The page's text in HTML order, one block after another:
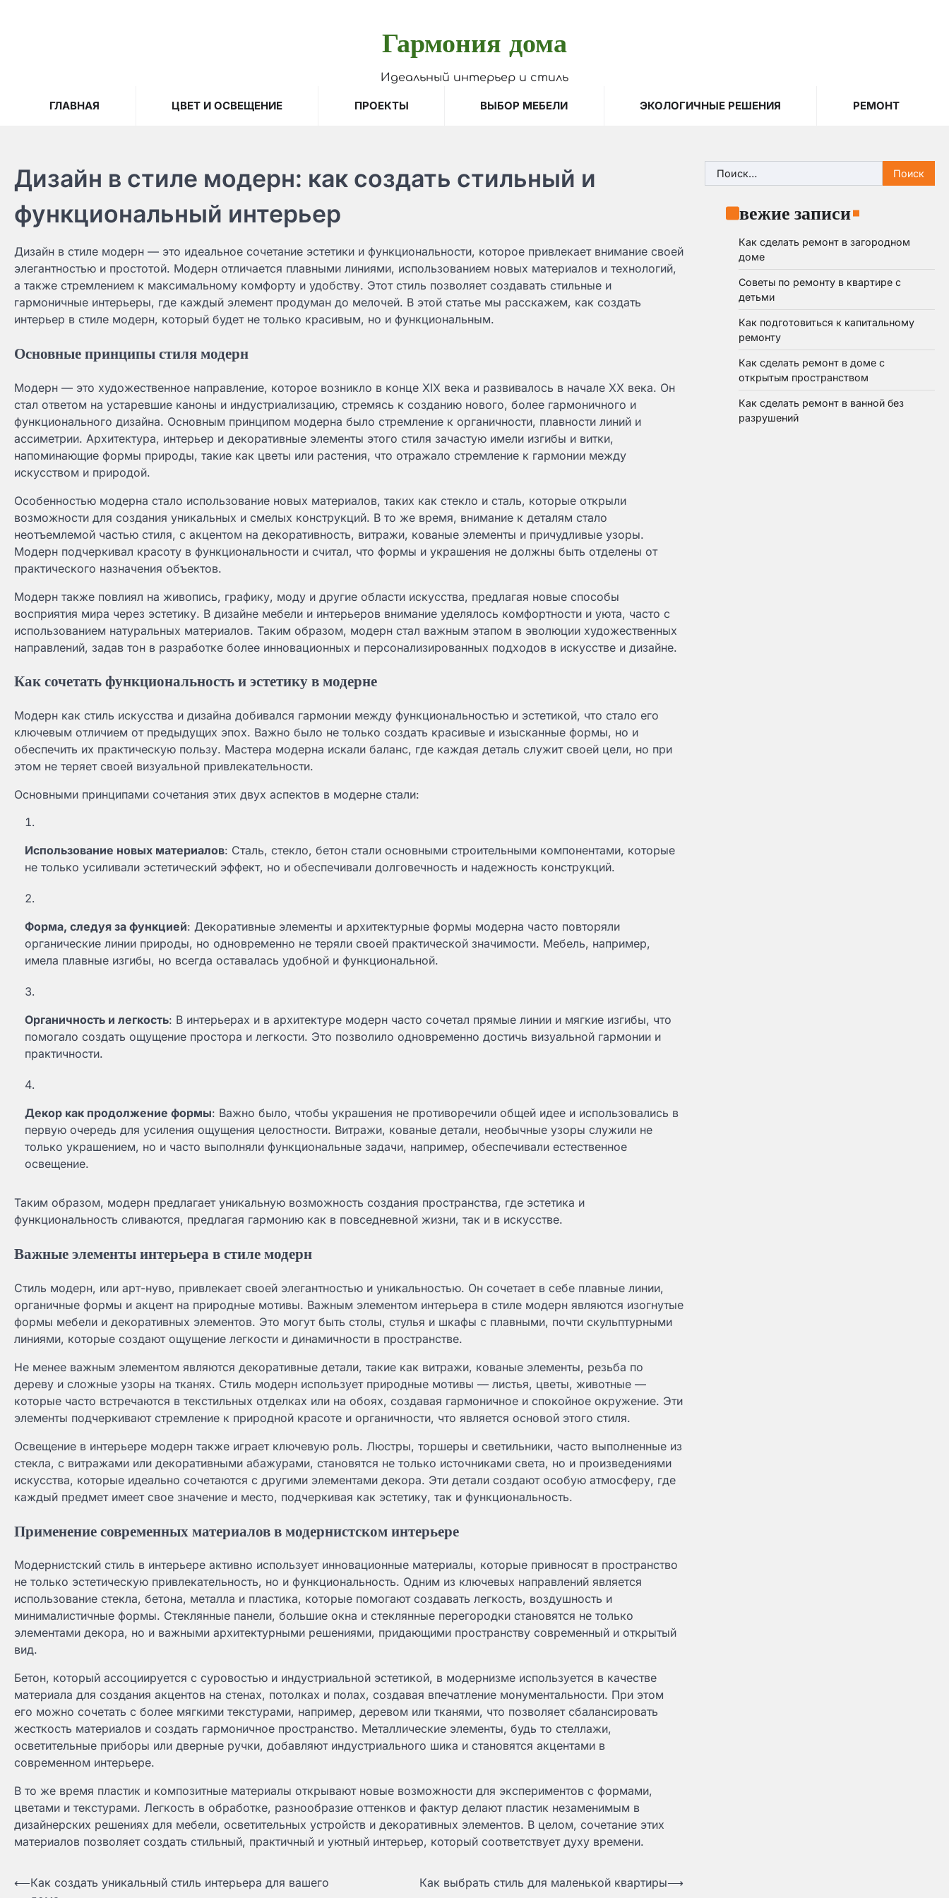
Гармония дома
Идеальный интерьер и стиль
ГЛАВНАЯ ЦВЕТ И ОСВЕЩЕНИЕ ПРОЕКТЫ ВЫБОР МЕБЕЛИ ЭКОЛОГИЧНЫЕ РЕШЕНИЯ РЕМОНТ
Дизайн в стиле модерн: как создать стильный и
функциональный интерьер
Дизайн в стиле модерн — это идеальное сочетание эстетики и функциональности, которое привлекает внимание своей
элегантностью и простотой. Модерн отличается плавными линиями, использованием новых материалов и технологий,
а также стремлением к максимальному комфорту и удобству. Этот стиль позволяет создавать стильные и
гармоничные интерьеры, где каждый элемент продуман до мелочей. В этой статье мы расскажем, как создать
интерьер в стиле модерн, который будет не только красивым, но и функциональным.
Основные принципы стиля модерн
Модерн — это художественное направление, которое возникло в конце XIX века и развивалось в начале XX века. Он
стал ответом на устаревшие каноны и индустриализацию, стремясь к созданию нового, более гармоничного и
функционального дизайна. Основным принципом модерна было стремление к органичности, плавности линий и
ассиметрии. Архитектура, интерьер и декоративные элементы этого стиля зачастую имели изгибы и витки,
напоминающие формы природы, такие как цветы или растения, что отражало стремление к гармонии между
искусством и природой.
Особенностью модерна стало использование новых материалов, таких как стекло и сталь, которые открыли
возможности для создания уникальных и смелых конструкций. В то же время, внимание к деталям стало
неотъемлемой частью стиля, с акцентом на декоративность, витражи, кованые элементы и причудливые узоры.
Модерн подчеркивал красоту в функциональности и считал, что формы и украшения не должны быть отделены от
практического назначения объектов.
Модерн также повлиял на живопись, графику, моду и другие области искусства, предлагая новые способы
восприятия мира через эстетику. В дизайне мебели и интерьеров внимание уделялось комфортности и уюта, часто с
использованием натуральных материалов. Таким образом, модерн стал важным этапом в эволюции художественных
направлений, задав тон в разработке более инновационных и персонализированных подходов в искусстве и дизайне.
Как сочетать функциональность и эстетику в модерне
Модерн как стиль искусства и дизайна добивался гармонии между функциональностью и эстетикой, что стало его
ключевым отличием от предыдущих эпох. Важно было не только создать красивые и изысканные формы, но и
обеспечить их практическую пользу. Мастера модерна искали баланс, где каждая деталь служит своей цели, но при
этом не теряет своей визуальной привлекательности.
Основными принципами сочетания этих двух аспектов в модерне стали:
Использование новых материалов: Сталь, стекло, бетон стали основными строительными компонентами, которые
не только усиливали эстетический эффект, но и обеспечивали долговечность и надежность конструкций.
Форма, следуя за функцией: Декоративные элементы и архитектурные формы модерна часто повторяли
органические линии природы, но одновременно не теряли своей практической значимости. Мебель, например,
имела плавные изгибы, но всегда оставалась удобной и функциональной.
Органичность и легкость: В интерьерах и в архитектуре модерн часто сочетал прямые линии и мягкие изгибы, что
помогало создать ощущение простора и легкости. Это позволило одновременно достичь визуальной гармонии и
практичности.
Декор как продолжение формы: Важно было, чтобы украшения не противоречили общей идее и использовались в
первую очередь для усиления ощущения целостности. Витражи, кованые детали, необычные узоры служили не
только украшением, но и часто выполняли функциональные задачи, например, обеспечивали естественное
освещение.
Таким образом, модерн предлагает уникальную возможность создания пространства, где эстетика и
функциональность сливаются, предлагая гармонию как в повседневной жизни, так и в искусстве.
Важные элементы интерьера в стиле модерн
Стиль модерн, или арт-нуво, привлекает своей элегантностью и уникальностью. Он сочетает в себе плавные линии,
органичные формы и акцент на природные мотивы. Важным элементом интерьера в стиле модерн являются изогнутые
формы мебели и декоративных элементов. Это могут быть столы, стулья и шкафы с плавными, почти скульптурными
линиями, которые создают ощущение легкости и динамичности в пространстве.
Не менее важным элементом являются декоративные детали, такие как витражи, кованые элементы, резьба по
дереву и сложные узоры на тканях. Стиль модерн использует природные мотивы — листья, цветы, животные —
которые часто встречаются в текстильных отделках или на обоях, создавая гармоничное и спокойное окружение. Эти
элементы подчеркивают стремление к природной красоте и органичности, что является основой этого стиля.
Освещение в интерьере модерн также играет ключевую роль. Люстры, торшеры и светильники, часто выполненные из
стекла, с витражами или декоративными абажурами, становятся не только источниками света, но и произведениями
искусства, которые идеально сочетаются с другими элементами декора. Эти детали создают особую атмосферу, где
каждый предмет имеет свое значение и место, подчеркивая как эстетику, так и функциональность.
Применение современных материалов в модернистском интерьере
Модернистский стиль в интерьере активно использует инновационные материалы, которые привносят в пространство
не только эстетическую привлекательность, но и функциональность. Одним из ключевых направлений является
использование стекла, бетона, металла и пластика, которые помогают создавать легкость, воздушность и
минималистичные формы. Стеклянные панели, большие окна и стеклянные перегородки становятся не только
элементами декора, но и важными архитектурными решениями, придающими пространству современный и открытый
вид.
Бетон, который ассоциируется с суровостью и индустриальной эстетикой, в модернизме используется в качестве
материала для создания акцентов на стенах, потолках и полах, создавая впечатление монументальности. При этом
его можно сочетать с более мягкими текстурами, например, деревом или тканями, что позволяет сбалансировать
жесткость материалов и создать гармоничное пространство. Металлические элементы, будь то стеллажи,
осветительные приборы или дверные ручки, добавляют индустриального шика и становятся акцентами в
современном интерьере.
В то же время пластик и композитные материалы открывают новые возможности для экспериментов с формами,
цветами и текстурами. Легкость в обработке, разнообразие оттенков и фактур делают пластик незаменимым в
дизайнерских решениях для мебели, осветительных устройств и декоративных элементов. В целом, сочетание этих
материалов позволяет создать стильный, практичный и уютный интерьер, который соответствует духу времени.
Навигация
⟵Как создать уникальный стиль интерьера для вашего
Как выбрать стиль для маленькой квартиры⟶
Найти:
Свежие записи
Как сделать ремонт в загородном
доме
Советы по ремонту в квартире с
детьми
Как подготовиться к капитальному
ремонту
Как сделать ремонт в доме с
открытым пространством
Как сделать ремонт в ванной без
разрушений